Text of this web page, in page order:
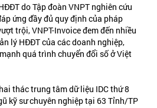
do Tập đoàn VNPT nghiên cứu
ứng đầy đủ quy định của pháp
trội, VNPT-Invoice đem đến nhiều
lý HĐĐT của các doanh nghiệp,
quá trình chuyển đổi số ở Việt
thác trung tâm dữ liệu IDC thứ 8
kỹ sư chuyên nghiệp tại 63 Tỉnh/TP